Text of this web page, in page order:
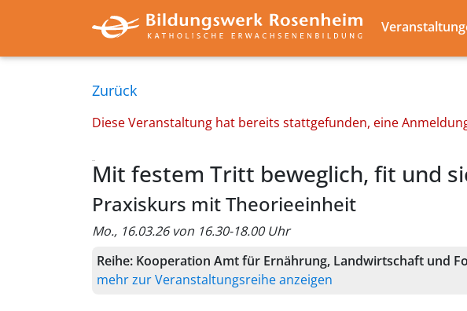
Zurück
Diese Veranstaltung hat bereits stattgefunden, eine
Mit festem Tritt beweglich, fit und
Praxiskurs mit Theorieeinheit
Mo., 16.03.26 von 16.30-18.00 Uhr
Reihe: Kooperation Amt für Ernährung, Landwirtschaft und
mehr zur Veranstaltungsreihe anzeigen